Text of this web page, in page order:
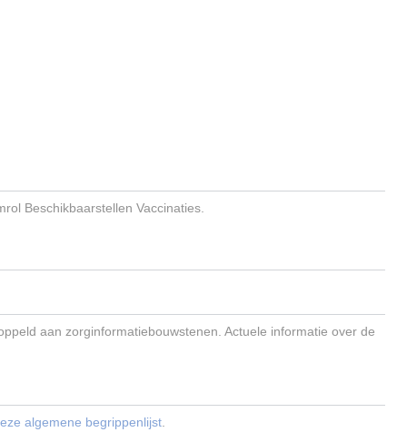
Beschikbaarstellen Vaccinaties.
aan zorginformatiebouwstenen. Actuele informatie over de
algemene begrippenlijst.